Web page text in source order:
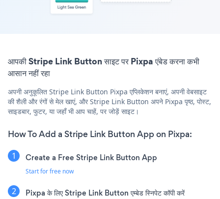
आपकी Stripe Link Button साइट पर Pixpa एंबेड करना कभी
आसान नहीं रहा
अपनी अनुकूलित Stripe Link Button Pixpa एप्लिकेशन बनाएं, अपनी वेबसाइट
की शैली और रंगों से मेल खाएं, और Stripe Link Button अपने Pixpa पृष्ठ, पोस्ट,
साइडबार, फुटर, या जहाँ भी आप चाहें, पर जोड़ें साइट।
How To Add a Stripe Link Button App on Pixpa:
Create a Free Stripe Link Button App
Start for free now
Pixpa के लिए Stripe Link Button एम्बेड स्निपेट कॉपी करें